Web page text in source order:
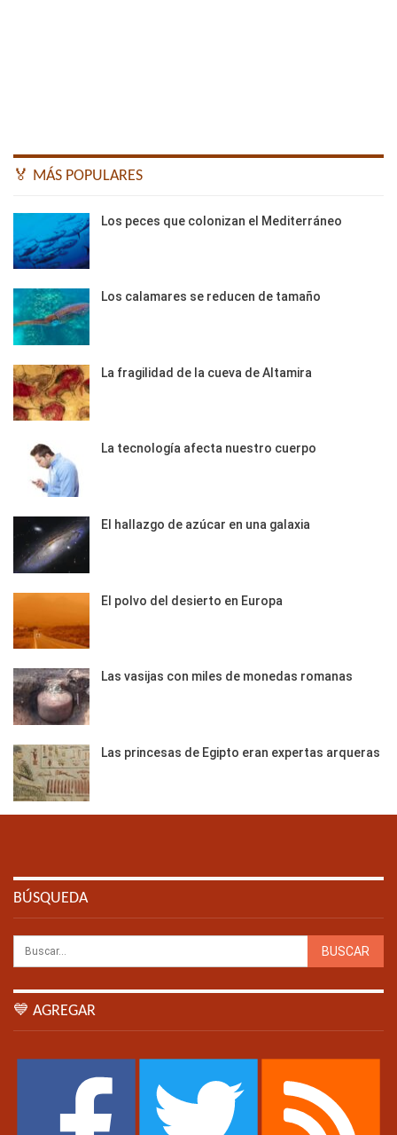
🏅 MÁS POPULARES
Los peces que colonizan el Mediterráneo
Los calamares se reducen de tamaño
La fragilidad de la cueva de Altamira
La tecnología afecta nuestro cuerpo
El hallazgo de azúcar en una galaxia
El polvo del desierto en Europa
Las vasijas con miles de monedas romanas
Las princesas de Egipto eran expertas arqueras
BÚSQUEDA
💙 AGREGAR